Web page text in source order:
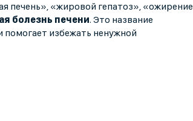
печень», «жировой гепатоз», «ожирение
болезнь печени. Это название
избежать ненужной